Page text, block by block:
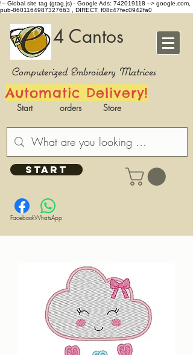
!-- Global site tag (gtag.js) - Google Ads: 742019118 --> google.com,
pub-8601164987327663 , DIRECT, f08c47fec0942fa0
4 Cantos
Computerized Embroidery Matrices
Automatic Delivery!
Start orders Store
START
FacebookWhatsApp